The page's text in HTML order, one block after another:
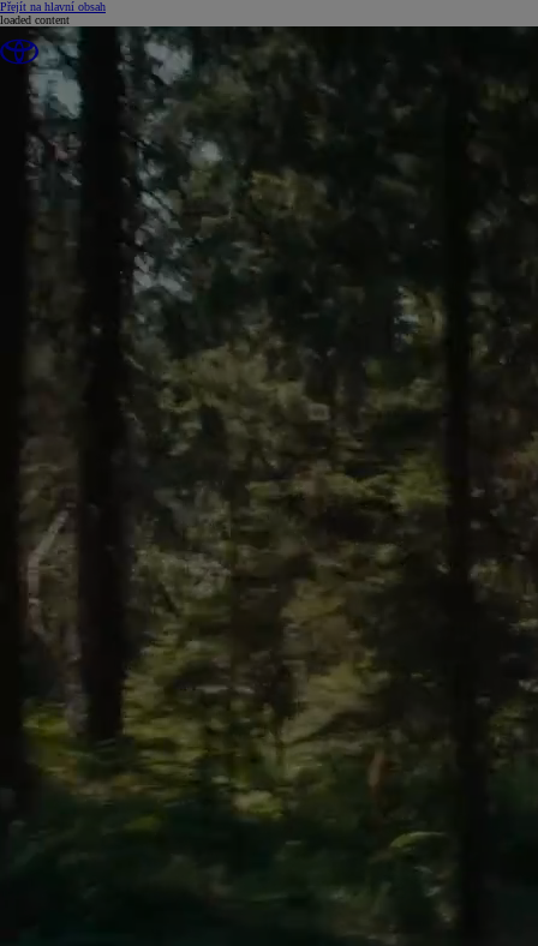
Přejít na hlavní obsah(Press Enter)
loaded content